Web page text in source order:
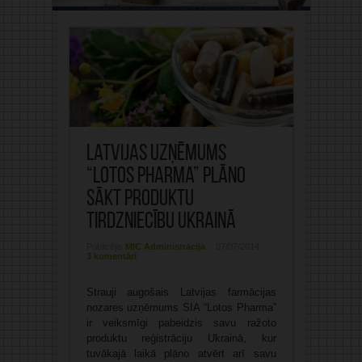
Latvijas uzņēmums
“Lotos Pharma” plāno
sākt produktu
tirdzniecību Ukrainā
MIC Administrācija
3 komentāri
Strauji augošais Latvijas farmācijas
nozares uzņēmums SIA “Lotos Pharma”
ir veiksmīgi pabeidzis savu ražoto
produktu reģistrāciju Ukrainā, kur
tuvākajā laikā plāno atvērt arī savu